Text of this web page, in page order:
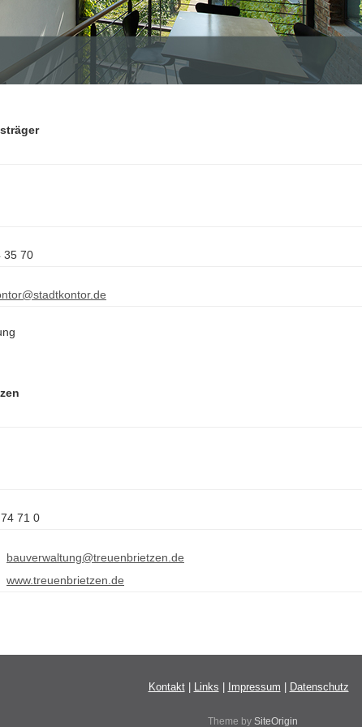
35 70
71 0
bauverwaltung@treuenbrietzen.de
www.treuenbrietzen.de
Kontakt| Links Impressum Datenschutz
Theme by SiteOrigin